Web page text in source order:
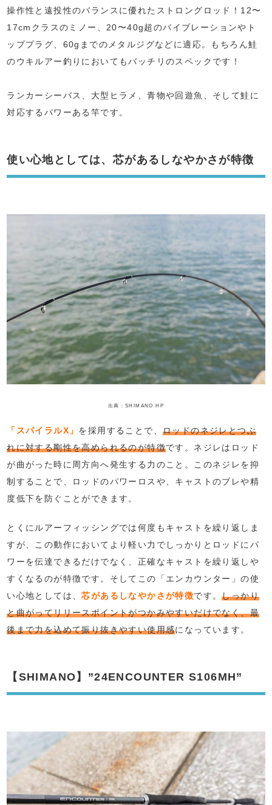
操作性と遠投性のバランスに優れたストロングロッド！12〜
17cmクラスのミノー、20〜40g超のバイブレーションやト
ッププラグ、60gまでのメタルジグなどに適応。もちろん鮭
のウキルアー釣りにおいてもバッチリのスペックです！
ランカーシーバス、大型ヒラメ、青物や回遊魚、そして鮭に
対応するパワーある竿です。
使い心地としては、芯があるしなやかさが特徴
出典：SHIMANO HP
「スパイラルX」 を採用することで、ロッドのネジレとつぶ
れに対する剛性を高められるのが特徴です。ネジレはロッド
が曲がった時に周方向へ発生する力のこと。このネジレを抑
制することで、ロッドのパワーロスや、キャストのブレや精
度低下を防ぐことができます。
とくにルアーフィッシングでは何度もキャストを繰り返しま
すが、この動作においてより軽い力でしっかりとロッドにパ
ワーを伝達できるだけでなく、正確なキャストを繰り返しや
すくなるのが特徴です。そしてこの「エンカウンター」の使
い心地としては、芯があるしなやかさが特徴です。しっかり
と曲がってリリースポイントがつかみやすいだけでなく、最
後まで力を込めて振り抜きやすい使用感になっています。
【SHIMANO】”24ENCOUNTER S106MH”